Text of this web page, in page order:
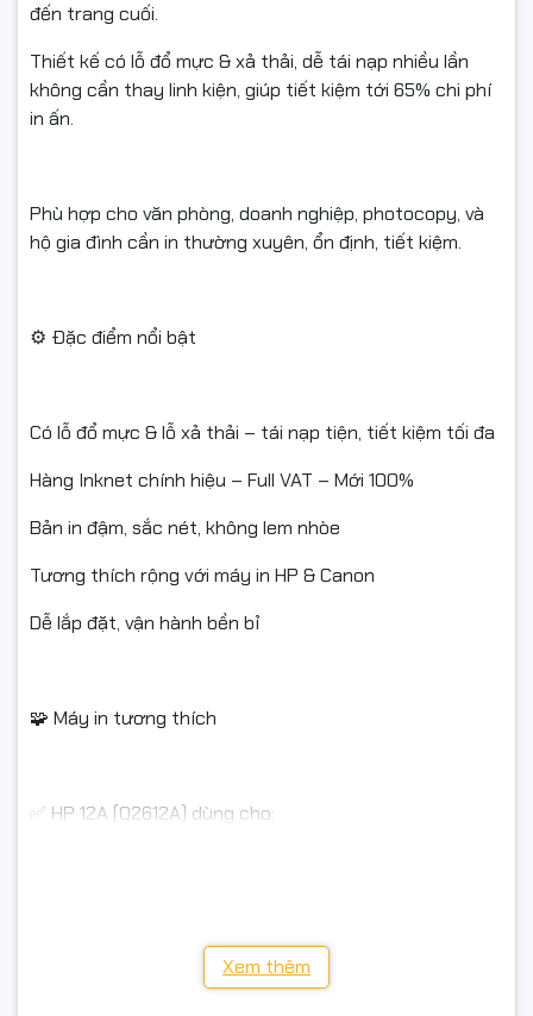
đến trang cuối.
Thiết kế có lỗ đổ mực & xả thải, dễ tái nạp nhiều lần
không cần thay linh kiện, giúp tiết kiệm tới 65% chi phí
in ấn.
Phù hợp cho văn phòng, doanh nghiệp, photocopy, và
hộ gia đình cần in thường xuyên, ổn định, tiết kiệm.
⚙️ Đặc điểm nổi bật
Có lỗ đổ mực & lỗ xả thải – tái nạp tiện, tiết kiệm tối đa
Hàng Inknet chính hiệu – Full VAT – Mới 100%
Bản in đậm, sắc nét, không lem nhòe
Tương thích rộng với máy in HP & Canon
Dễ lắp đặt, vận hành bền bỉ
🧩 Máy in tương thích
✅ HP 12A (Q2612A) dùng cho:
Xem thêm